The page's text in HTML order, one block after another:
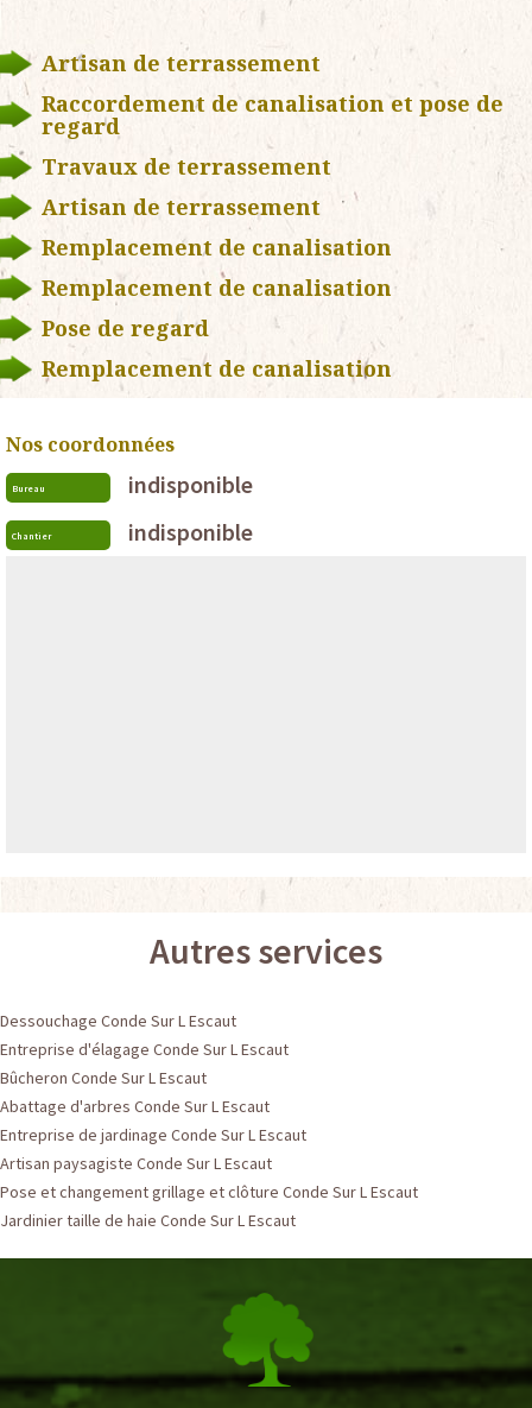
Artisan de terrassement
Raccordement de canalisation et pose de
regard
Travaux de terrassement
Artisan de terrassement
Remplacement de canalisation
Remplacement de canalisation
Pose de regard
Remplacement de canalisation
Nos coordonnées
Bureau indisponible
Chantier indisponible
Autres services
Dessouchage Conde Sur L Escaut
Entreprise d'élagage Conde Sur L Escaut
Bûcheron Conde Sur L Escaut
Abattage d'arbres Conde Sur L Escaut
Entreprise de jardinage Conde Sur L Escaut
Artisan paysagiste Conde Sur L Escaut
Pose et changement grillage et clôture Conde Sur L Escaut
Jardinier taille de haie Conde Sur L Escaut